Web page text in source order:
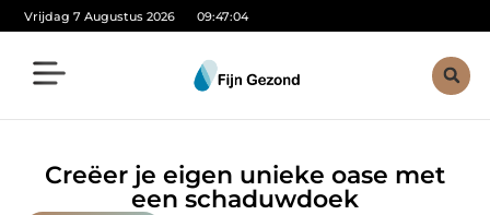
Vrijdag 7 Augustus 2026 09:47:06
Creëer je eigen unieke oase met
een schaduwdoek